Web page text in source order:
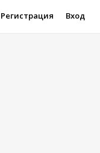
Регистрация Вход